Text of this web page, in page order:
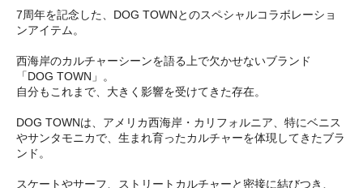
7周年を記念した、DOG TOWNとのスペシャルコラボレーショ
ンアイテム。
西海岸のカルチャーシーンを語る上で欠かせないブランド
「DOG TOWN」。
自分もこれまで、大きく影響を受けてきた存在。
DOG TOWNは、アメリカ西海岸・カリフォルニア、特にベニス
やサンタモニカで、生まれ育ったカルチャーを体現してきたブラ
ンド。
スケートやサーフ、ストリートカルチャーと密接に結びつき、